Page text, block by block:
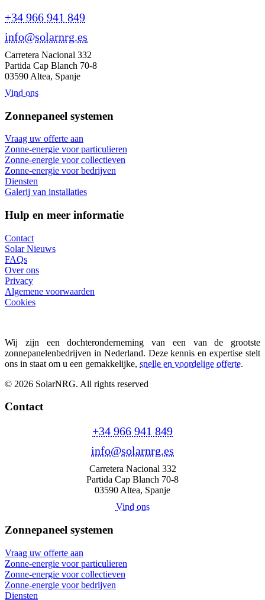
+34 966 941 849
info@solarnrg.es
Carretera Nacional 332
Partida Cap Blanch 70-8
03590 Altea, Spanje
Vind ons
Zonnepaneel systemen
Vraag uw offerte aan
Zonne-energie voor particulieren
Zonne-energie voor collectieven
Zonne-energie voor bedrijven
Diensten
Galerij van installaties
Hulp en meer informatie
Contact
Solar Nieuws
FAQs
Over ons
Privacy
Algemene voorwaarden
Cookies
Wij zijn een dochteronderneming van een van de grootste
zonnepanelenbedrijven in Nederland. Deze kennis en expertise stelt
ons in staat om u een gemakkelijke, snelle en voordelige offerte.
© 2026 SolarNRG. All rights reserved
Contact
+34 966 941 849
info@solarnrg.es
Carretera Nacional 332
Partida Cap Blanch 70-8
03590 Altea, Spanje
Vind ons
Zonnepaneel systemen
Vraag uw offerte aan
Zonne-energie voor particulieren
Zonne-energie voor collectieven
Zonne-energie voor bedrijven
Diensten